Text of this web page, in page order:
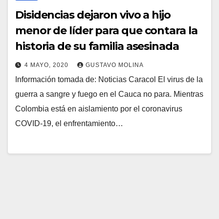
Disidencias dejaron vivo a hijo
menor de líder para que contara la
historia de su familia asesinada
4 MAYO, 2020 GUSTAVO MOLINA
Información tomada de: Noticias Caracol El virus de la
guerra a sangre y fuego en el Cauca no para. Mientras
Colombia está en aislamiento por el coronavirus
COVID-19, el enfrentamiento…